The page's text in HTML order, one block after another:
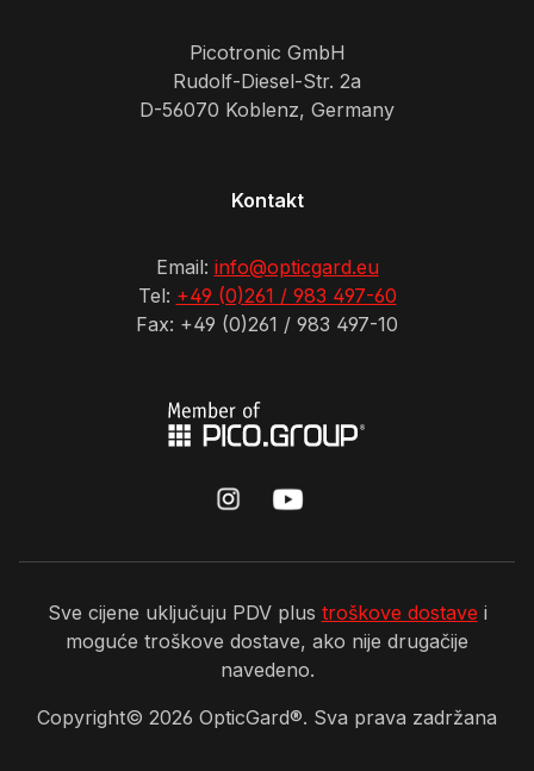
Picotronic GmbH
Rudolf-Diesel-Str. 2a
D-56070 Koblenz, Germany
Kontakt
Email: info@opticgard.eu
Tel: +49 (0)261 / 983 497-60
Fax: +49 (0)261 / 983 497-10
Sve cijene uključuju PDV plus troškove dostave i
moguće troškove dostave, ako nije drugačije
navedeno.
Copyright© 2026 OpticGard®. Sva prava zadržana